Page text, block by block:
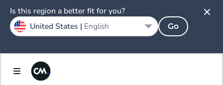
Is this region a better fit for you?
United States | English Go